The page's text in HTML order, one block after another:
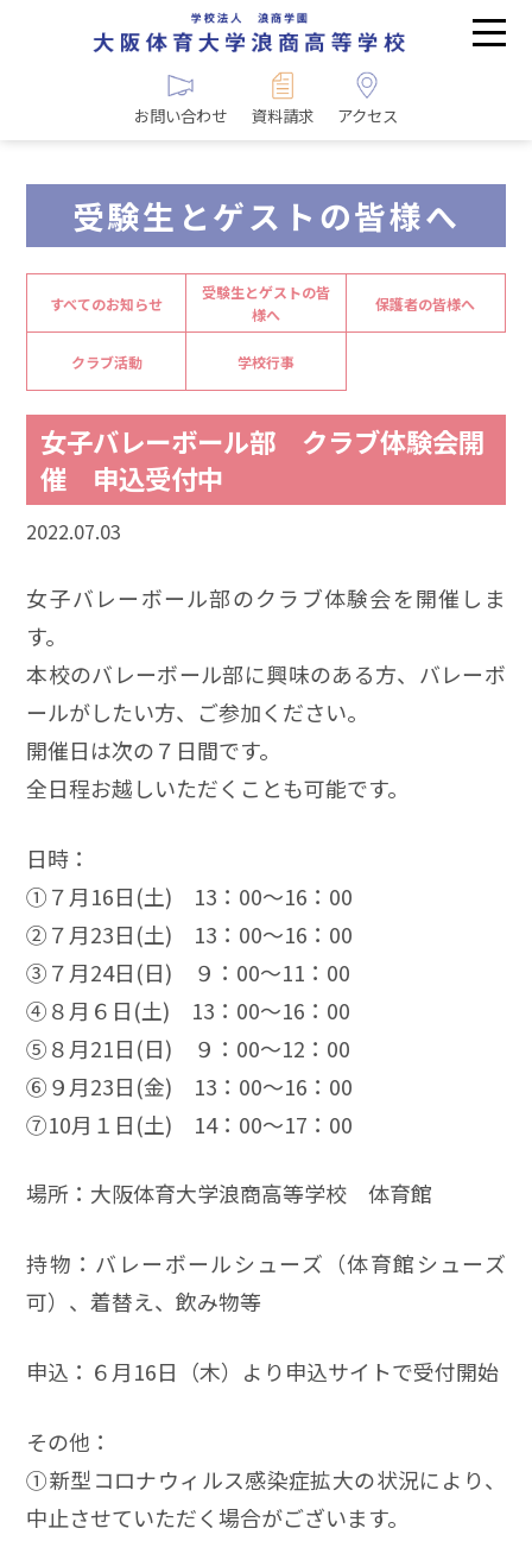
お問い合わせ 資料請求 アクセス
受験生とゲストの皆様へ
すべてのお知らせ
受験生とゲストの皆
様へ
保護者の皆様へ
クラブ活動 学校行事
女子バレーボール部 クラブ体験会開
催 申込受付中
2022.07.03
女子バレーボール部のクラブ体験会を開催しま
す。
本校のバレーボール部に興味のある方、バレーボ
ールがしたい方、ご参加ください。
開催日は次の７日間です。
全日程お越しいただくことも可能です。
日時：
➀７月16日(土) 13：00～16：00
➁７月23日(土) 13：00～16：00
➂７月24日(日) ９：00～11：00
➃８月６日(土) 13：00～16：00
➄８月21日(日) ９：00～12：00
➅９月23日(金) 13：00～16：00
➆10月１日(土) 14：00～17：00
場所：大阪体育大学浪商高等学校 体育館
持物：バレーボールシューズ（体育館シューズ
可）、着替え、飲み物等
申込：６月16日（木）より申込サイトで受付開始
その他：
➀新型コロナウィルス感染症拡大の状況により、
中止させていただく場合がございます。